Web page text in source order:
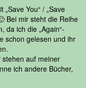
You“ / „Save
Bei mir steht die Reihe
da ich die „Again“-
schon gelesen und ihr
stehen auf meiner
ich andere Bücher,